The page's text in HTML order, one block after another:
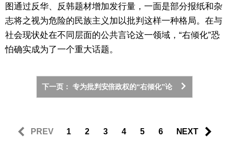
图通过反华、反韩题材增加发行量，一面是部分报纸和杂
志将之视为危险的民族主义加以批判这样一种格局。在与
社会现状处在不同层面的公共言论这一领域，“右倾化”恐
怕确实成为了一个重大话题。
下一页： 专为批判安倍政权的“右倾化”论
PREV 1 2 3 4 5 6 NEXT